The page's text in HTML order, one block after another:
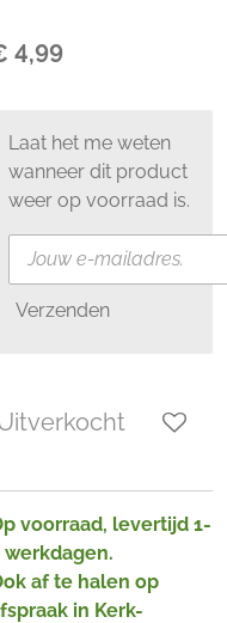
4,99
Laat het me weten
wanneer dit product
weer op voorraad is.
Verzenden
voorraad, levertijd 1-
werkdagen.
af te halen op
in Kerk-